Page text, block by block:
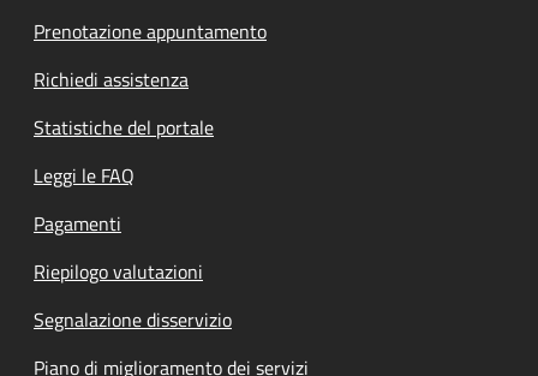
Prenotazione appuntamento
Richiedi assistenza
Statistiche del portale
Leggi le FAQ
Pagamenti
Riepilogo valutazioni
Segnalazione disservizio
Piano di miglioramento dei servizi